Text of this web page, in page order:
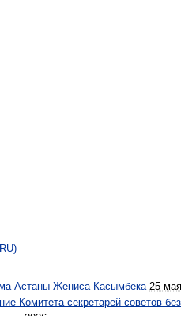
Астаны Жениса Касымбека 25
Комитета секретарей советов